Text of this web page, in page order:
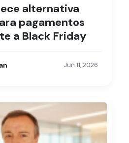
alternativa
pagamentos
a Black Friday
Jun 11, 2026